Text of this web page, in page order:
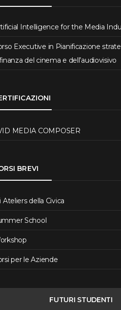
Intelligence for the Media
Executive in Pianificazione
del cinema e dell’audiovisivo
MEDIA COMPOSER
BREVI
Ateliers della Civica
School
per le Aziende
FUTURI STUDENTI